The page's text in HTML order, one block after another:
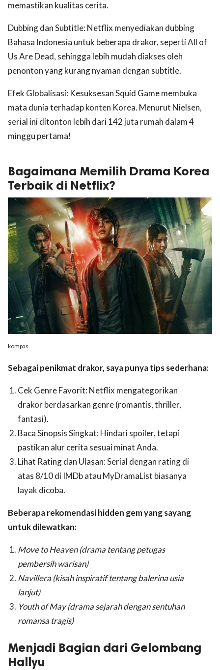
memastikan kualitas cerita.
Dubbing dan Subtitle: Netflix menyediakan dubbing
Bahasa Indonesia untuk beberapa drakor, seperti All of
Us Are Dead, sehingga lebih mudah diakses oleh
penonton yang kurang nyaman dengan subtitle.
Efek Globalisasi: Kesuksesan Squid Game membuka
mata dunia terhadap konten Korea. Menurut Nielsen,
serial ini ditonton lebih dari 142 juta rumah dalam 4
minggu pertama!
Bagaimana Memilih Drama Korea
Terbaik di Netflix?
kompas
Sebagai penikmat drakor, saya punya tips sederhana:
Cek Genre Favorit: Netflix mengategorikan
drakor berdasarkan genre (romantis, thriller,
fantasi).
Baca Sinopsis Singkat: Hindari spoiler, tetapi
pastikan alur cerita sesuai minat Anda.
Lihat Rating dan Ulasan: Serial dengan rating di
atas 8/10 di IMDb atau MyDramaList biasanya
layak dicoba.
Beberapa rekomendasi hidden gem yang sayang
untuk dilewatkan:
Move to Heaven (drama tentang petugas
pembersih warisan)
Navillera (kisah inspiratif tentang balerina usia
lanjut)
Youth of May (drama sejarah dengan sentuhan
romansa tragis)
Menjadi Bagian dari Gelombang
Hallyu